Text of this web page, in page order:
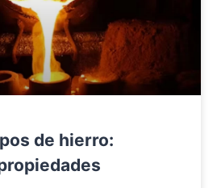
de hierro: